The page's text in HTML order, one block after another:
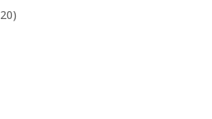
2020